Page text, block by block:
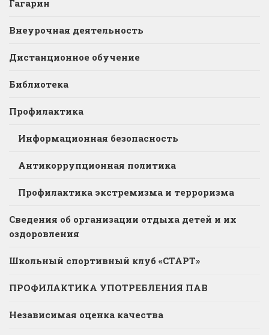
Гагарин
Внеурочная деятельность
Дистанционное обучение
Библиотека
Профилактика
Информационная безопасность
Антикоррупционная политика
Профилактика экстремизма и терроризма
Сведения об организации отдыха детей и их
оздоровления
Школьный спортивный клуб «СТАРТ»
ПРОФИЛАКТИКА УПОТРЕБЛЕНИЯ ПАВ
Независимая оценка качества